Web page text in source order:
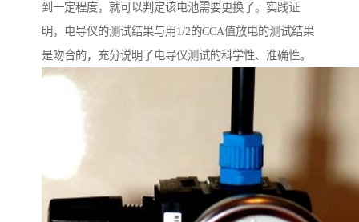
到一定程度，就可以判定该电池需要更换了。实践证
明，电导仪的测试结果与用1/2的CCA值放电的测试结果
是吻合的，充分说明了电导仪测试的科学性、准确性。